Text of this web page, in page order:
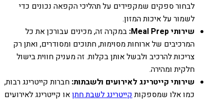
לבחור ספקים שמקפידים על תהליכי הקפאה נכונים כדי
לשמור על איכות המזון.
שירותי Meal Prep:
במקרה זה, מכינים עבורכן את כל
המרכיבים של ארוחות מסוימות, חתוכים ומסודרים, ואתן רק
צריכות להרכיב ולבשל אותן בקלות. זה מעניק חווית בישול
חלקית ומהירה.
שירותי קייטרינג לאירועים ולשבתות: חברות קייטרינג רבות,
כמו אלו שמספקותקייטרינג לשבת חתןאו קייטרינג לאירועים